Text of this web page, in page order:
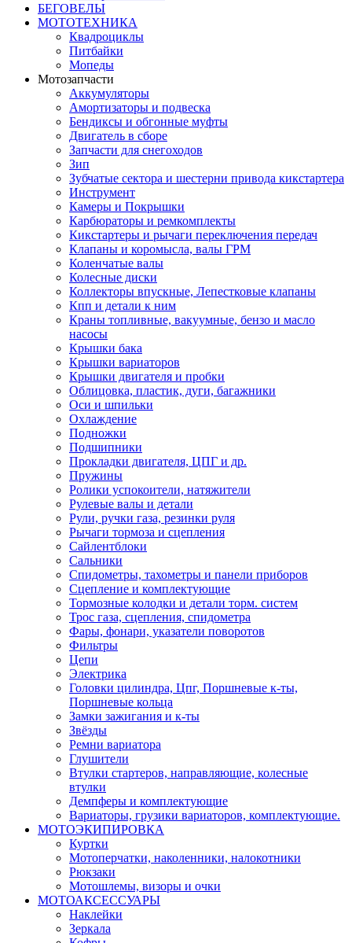
БЕГОВЕЛЫ
МОТОТЕХНИКА
Квадроциклы
Питбайки
Мопеды
Мотозапчасти
Аккумуляторы
Амортизаторы и подвеска
Бендиксы и обгонные муфты
Двигатель в сборе
Запчасти для снегоходов
Зип
Зубчатые сектора и шестерни привода кикстартера
Инструмент
Камеры и Покрышки
Карбюраторы и ремкомплекты
Кикстартеры и рычаги переключения передач
Клапаны и коромысла, валы ГРМ
Коленчатые валы
Колесные диски
Коллекторы впускные, Лепестковые клапаны
Кпп и детали к ним
Краны топливные, вакуумные, бензо и масло
насосы
Крышки бака
Крышки вариаторов
Крышки двигателя и пробки
Облицовка, пластик, дуги, багажники
Оси и шпильки
Охлаждение
Подножки
Подшипники
Прокладки двигателя, ЦПГ и др.
Пружины
Ролики успокоители, натяжители
Рулевые валы и детали
Рули, ручки газа, резинки руля
Рычаги тормоза и сцепления
Сайлентблоки
Сальники
Спидометры, тахометры и панели приборов
Сцепление и комплектующие
Тормозные колодки и детали торм. систем
Трос газа, сцепления, спидометра
Фары, фонари, указатели поворотов
Фильтры
Цепи
Электрика
Головки цилиндра, Цпг, Поршневые к-ты,
Поршневые кольца
Замки зажигания и к-ты
Звёзды
Ремни вариатора
Глушители
Втулки стартеров, направляющие, колесные
втулки
Демпферы и комплектующие
Вариаторы, грузики вариаторов, комплектующие.
МОТОЭКИПИРОВКА
Куртки
Мотоперчатки, наколенники, налокотники
Рюкзаки
Мотошлемы, визоры и очки
МОТОАКСЕССУАРЫ
Наклейки
Зеркала